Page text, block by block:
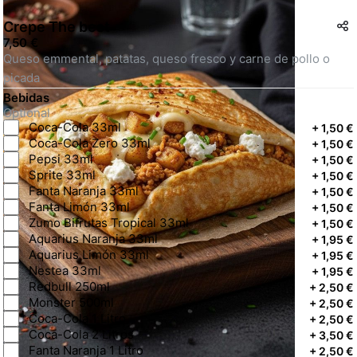
Crepe The best
7,50 €
Queso emmental, patatas, queso fresco y carne de pollo o
picada
Bebidas
Optional
Coca-Cola 33ml
+1,50 €
Coca-Cola Zero 33ml +1,50 €
Pepsi 33ml +1,50 €
Sprite 33ml +1,50 €
Fanta Naranja 33ml +1,50 €
Fanta Limón 33ml +1,50 €
Zumo Bifrutas Tropical 33ml +1,50 €
Aquarius Naranja 33ml +1,95 €
Aquarius Limón 33ml +1,95 €
Nestea 33ml +1,95 €
Redbull 250ml + 2,50 €
Monster 500ml + 2,50 €
Coca-Cola 1 Litro + 2,50 €
Coca-Cola 2 Litros + 3,50 €
Fanta Naranja 1 Litro + 2,50 €